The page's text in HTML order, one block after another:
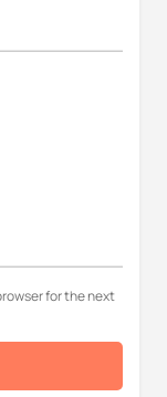
for the next